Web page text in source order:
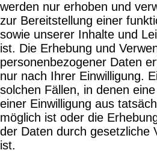
werden nur erhoben und
zur Bereitstellung einer
sowie unserer Inhalte und
ist. Die Erhebung und
personenbezogener Daten
nur nach Ihrer Einwilligung.
solchen Fällen, in denen
einer Einwilligung aus
möglich ist oder die
der Daten durch gesetzliche
ist.